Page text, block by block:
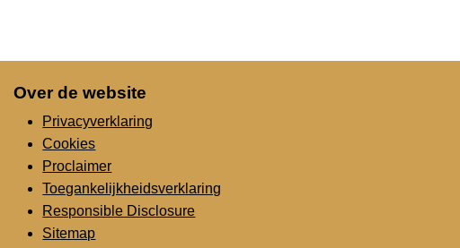
Over de website
Privacyverklaring
Cookies
Proclaimer
Toegankelijkheidsverklaring
Responsible Disclosure
Sitemap